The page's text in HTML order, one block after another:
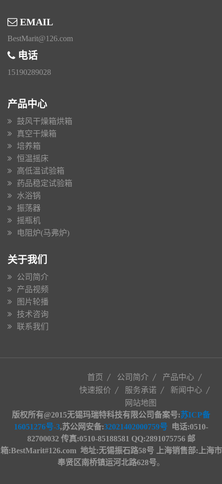
EMAIL
BestMarit@126.com
电话
15190289028
产品中心
鼓风干燥箱烘箱
真空干燥箱
培养箱
恒温摇床
高低温试验箱
药品稳定试验箱
水浴锅
振荡器
摇瓶机
电阻炉(马弗炉)
关于我们
公司简介
产品视频
图片轮播
技术咨询
联系我们
首页 公司简介
产品中心
快速报价
服务承诺
新闻中心
网站地图
版权所有@2015无锡玛瑞特科技有限公司备案号:苏ICP备
16051276号-3,苏公网安备:32021402000759号 电话:0510-
82700032 传真:0510-85188581 QQ:2891075756 邮
箱:BestMarit#126.com 地址:无锡振石路58号 上海销售部:上海市
奉贤区南桥镇运河北路628号。